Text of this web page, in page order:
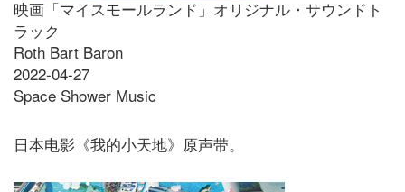
映画「マイスモールランド」オリジナル・サウンドト
ラック
Roth Bart Baron
2022-04-27
Space Shower Music
日本电影《我的小天地》原声带。